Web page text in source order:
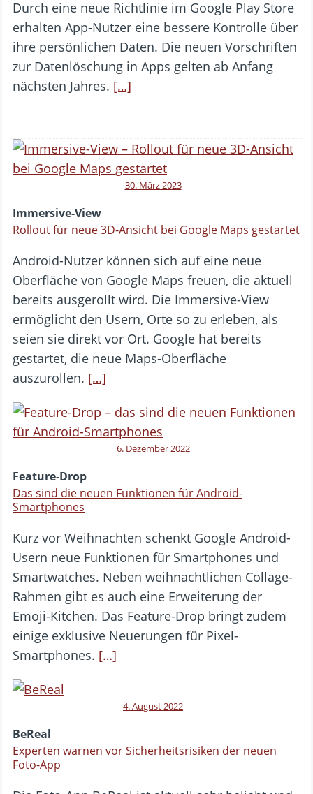
Durch eine neue Richtlinie im Google Play Store
erhalten App-Nutzer eine bessere Kontrolle über
ihre persönlichen Daten. Die neuen Vorschriften
zur Datenlöschung in Apps gelten ab Anfang
nächsten Jahres. […]
30. März 2023
Immersive-View
Rollout für neue 3D-Ansicht bei Google Maps gestartet
Android-Nutzer können sich auf eine neue
Oberfläche von Google Maps freuen, die aktuell
bereits ausgerollt wird. Die Immersive-View
ermöglicht den Usern, Orte so zu erleben, als
seien sie direkt vor Ort. Google hat bereits
gestartet, die neue Maps-Oberfläche
auszurollen. […]
6. Dezember 2022
Feature-Drop
Das sind die neuen Funktionen für Android-
Smartphones
Kurz vor Weihnachten schenkt Google Android-
Usern neue Funktionen für Smartphones und
Smartwatches. Neben weihnachtlichen Collage-
Rahmen gibt es auch eine Erweiterung der
Emoji-Kitchen. Das Feature-Drop bringt zudem
einige exklusive Neuerungen für Pixel-
Smartphones. […]
4. August 2022
BeReal
Experten warnen vor Sicherheitsrisiken der neuen
Foto-App